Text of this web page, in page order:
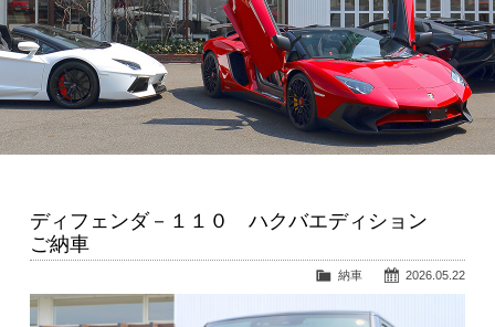
Official Blog
公式ブログ
Company info.
会社案内
ディフェンダ－１１０ ハクバエディション
ご納車
2026.05.22
納車